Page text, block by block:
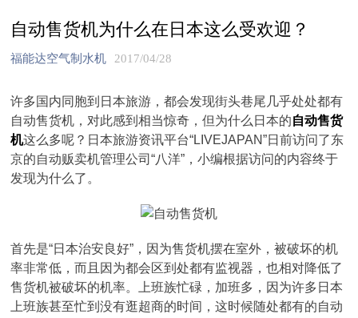
自动售货机为什么在日本这么受欢迎？
福能达空气制水机 2017/04/28
许多国内同胞到日本旅游，都会发现街头巷尾几乎处处都有
自动售货机，对此感到相当惊奇，但为什么日本的自动售货
机这么多呢？日本旅游资讯平台“LIVEJAPAN”日前访问了东
京的自动贩卖机管理公司“八洋”，小编根据访问的内容终于
发现为什么了。
首先是“日本治安良好”，因为售货机摆在室外，被破坏的机
率非常低，而且因为都会区到处都有监视器，也相对降低了
售货机被破坏的机率。上班族忙碌，加班多，因为许多日本
上班族甚至忙到没有逛超商的时间，这时候随处都有的自动